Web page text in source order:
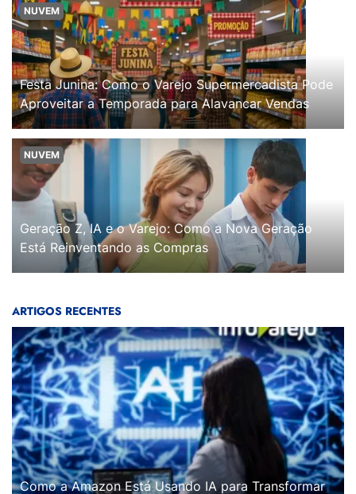
NUVEM
Festa Junina: Como o Varejo Supermercadista Pode
Aproveitar a Temporada para Alavancar Vendas
NUVEM
Geração Z, IA e o Varejo: Como a Nova Geração
Está Reinventando as Compras
ARTIGOS RECENTES
Como a Amazon Está Usando IA para Transformar